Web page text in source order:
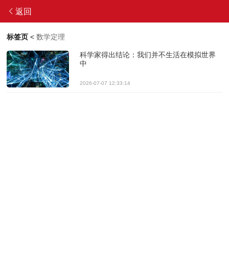
返回
标签页 <数学定理
科学家得出结论：我们并不生活在模拟世界
中
2026-07-07 12:33:14